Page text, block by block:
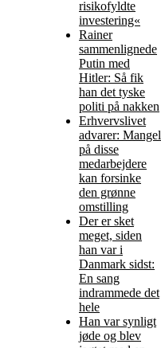
risikofyldte
investering«
Rainer
sammenlignede
Putin med
Hitler: Så fik
han det tyske
politi på nakken
Erhvervslivet
advarer: Mangel
på disse
medarbejdere
kan forsinke
den grønne
omstilling
Der er sket
meget, siden
han var i
Danmark sidst:
En sang
indrammede det
hele
Han var synligt
jøde og blev